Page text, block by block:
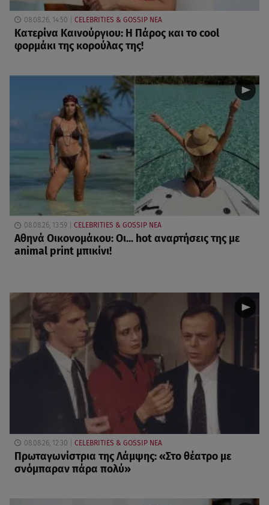
08.08.26, 14:50 CELEBRITIES & GOSSIP ΝΕΑ
Κατερίνα Καινούργιου: Η Πάρος και το cool
φορμάκι της κορούλας της!
08.08.26, 13:59 CELEBRITIES & GOSSIP ΝΕΑ
Αθηνά Οικονομάκου: Οι... hot αναρτήσεις της με
animal print μπικίνι!
08.08.26, 12:30 CELEBRITIES & GOSSIP ΝΕΑ
Πρωταγωνίστρια της Λάμψης: «Στο θέατρο με
σνόμπαραν πάρα πολύ»